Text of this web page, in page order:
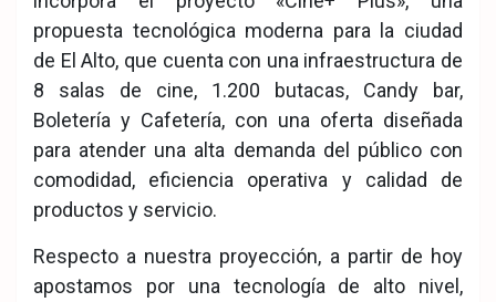
propuesta tecnológica moderna para la ciudad
de El Alto, que cuenta con una infraestructura de
8 salas de cine, 1.200 butacas, Candy bar,
Boletería y Cafetería, con una oferta diseñada
para atender una alta demanda del público con
comodidad, eficiencia operativa y calidad de
productos y servicio.
Respecto a nuestra proyección, a partir de hoy
apostamos por una tecnología de alto nivel,